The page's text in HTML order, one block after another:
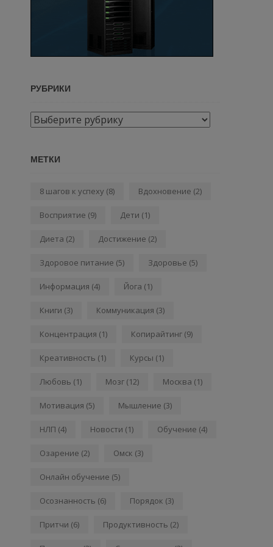
РУБРИКИ
Рубрики
МЕТКИ
8 шагов к успеху (8) Вдохновение (2)
Восприятие (9) Дети (1)
Диета (2) Достижение (2)
Здоровое питание (5) Здоровье (5)
Информация (4) Йога (1)
Книги (3) Коммуникация (3)
Концентрация (1) Копирайтинг (9)
Креативность (1) Курсы (1)
Любовь (1) Мозг (12) Москва (1)
Мотивация (5) Мышление (3)
НЛП (4) Новости (1) Обучение (4)
Озарение (2) Омск (3)
Онлайн обучение (5)
Осознанность (6) Порядок (3)
Притчи (6) Продуктивность (2)